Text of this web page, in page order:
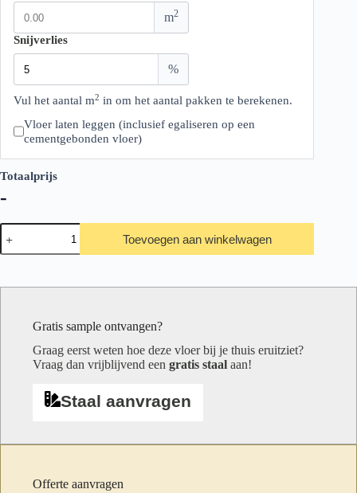
m2
Snijverlies
%
Vul het aantal m2 in om het aantal pakken te berekenen.
Vloer laten leggen (inclusief egaliseren op een
cementgebonden vloer)
Totaalprijs
-
Floer
Landhuis
Landelijke
Toevoegen aan winkelwagen
Gratis sample ontvangen?
Graag eerst weten hoe deze vloer bij je thuis eruitziet?
Vraag dan vrijblijvend een gratis staal aan!
Staal aanvragen
Offerte aanvragen